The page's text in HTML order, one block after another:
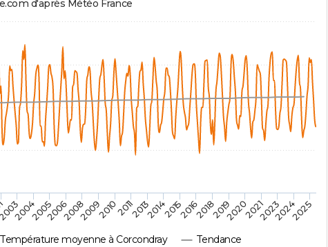
d'après Météo France
Température moyenne à Corcondray Tendance
2014
20042005200620082009201020112013 201520162018201920202021202320242025